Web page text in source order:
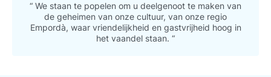
“ We staan te popelen om u deelgenoot te maken van
de geheimen van onze cultuur, van onze regio
Empordà, waar vriendelijkheid en gastvrijheid hoog in
het vaandel staan. “